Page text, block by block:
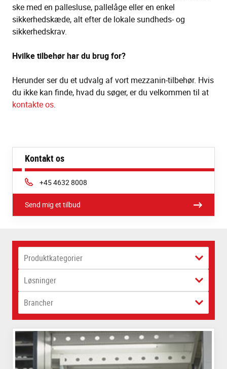
ske med en pallesluse, pallelåge eller en enkel
sikkerhedskæde, alt efter de lokale sundheds- og
sikkerhedskrav.
Hvilke tilbehør har du brug for?
Herunder ser du et udvalg af vort mezzanin-tilbehør. Hvis
du ikke kan finde, hvad du søger, er du velkommen til at
kontakte os.
Kontakt os
Phone:
+45 4632 8008
Send mig et tilbud
Produktkategorier
Løsninger
Brancher